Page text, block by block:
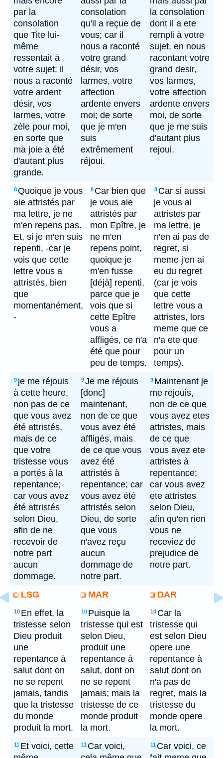
par la
consolation
que Tite lui-
même
ressentait à
votre sujet: il
nous a raconté
votre ardent
désir, vos
larmes, votre
zèle pour moi,
en sorte que
ma joie a été
d'autant plus
grande.
consolation
qu'il a reçue de
vous; car il
nous a raconté
votre grand
désir, vos
larmes, votre
affection
ardente envers
moi; de sorte
que je m'en
suis
extrêmement
réjoui.
la consolation
dont il a ete
rempli à votre
sujet, en nous
racontant votre
grand desir,
vos larmes,
votre affection
ardente envers
moi, de sorte
que je me suis
d'autant plus
rejoui.
8Quoique je vous
aie attristés par
ma lettre, je ne
m'en repens pas.
Et, si je m'en suis
repenti, -car je
vois que cette
lettre vous a
attristés, bien
que
momentanément,
-
8 Car bien que
je vous aie
attristés par
mon Epître, je
ne m'en
repens point,
quoique je
m'en fusse
[déjà] repenti,
parce que je
vois que si
cette Epître
vous a
affligés, ce n'a
été que pour
peu de temps.
8 Car si aussi
je vous ai
attristes par
ma lettre, je
n'en ai pas de
regret, si
meme j'en ai
eu du regret
(car je vois
que cette
lettre vous a
attristes, lors
meme que ce
n'a ete que
pour un
temps).
9 je me réjouis
à cette heure,
non pas de ce
que vous avez
été attristés,
mais de ce
que votre
tristesse vous
a portés à la
repentance;
car vous avez
été attristés
selon Dieu,
afin de ne
recevoir de
notre part
aucun
dommage.
9Je me réjouis
[donc]
maintenant,
non de ce que
vous avez été
affligés, mais
de ce que vous
avez été
attristés à
repentance; car
vous avez été
attristés selon
Dieu, de sorte
que vous
n'avez reçu
aucun
dommage de
notre part.
9 Maintenant je
me rejouis,
non de ce que
vous avez etes
attristes, mais
de ce que
vous avez ete
attristes à
repentance;
car vous avez
ete attristes
selon Dieu,
afin qu'en rien
vous ne
receviez de
prejudice de
notre part.
LSG MAR DAR
10 En effet, la
tristesse selon
Dieu produit
une
repentance à
salut dont on
ne se repent
jamais, tandis
que la tristesse
du monde
produit la mort.
10 Puisque la
tristesse qui est
selon Dieu,
produit une
repentance à
salut, dont on
ne se repent
jamais; mais la
tristesse de ce
monde produit
la mort.
10 Car la
tristesse qui
est selon Dieu
opere une
repentance à
salut dont on
n'a pas de
regret, mais la
tristesse du
monde opere
la mort.
11 Et voici, cette
11 Car voici,
11 Car voici, ce